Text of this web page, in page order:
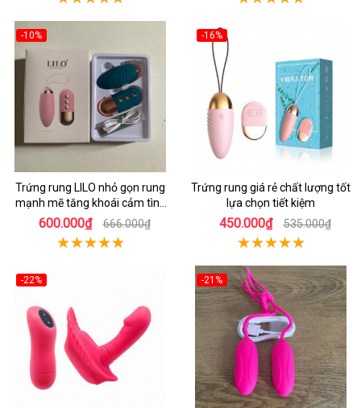
-10%
Trứng rung LILO nhỏ gọn rung
mạnh mẽ tăng khoái cảm tình
dục
600.000₫ 666.000₫
-16%
Trứng rung giá rẻ chất lượng tốt
lựa chọn tiết kiệm
450.000₫ 535.000₫
-22% -21%